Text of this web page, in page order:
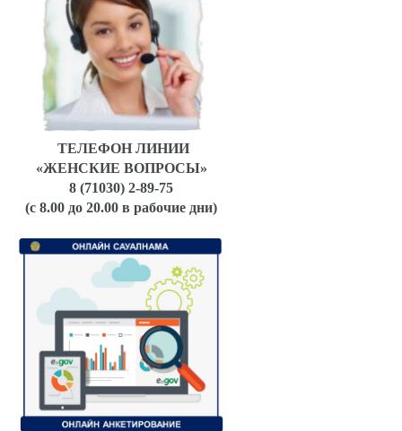
ТЕЛЕФОН ЛИНИИ
«ЖЕНСКИЕ ВОПРОСЫ»
8 (71030) 2-89-75
(с 8.00 до 20.00 в рабочие дни)